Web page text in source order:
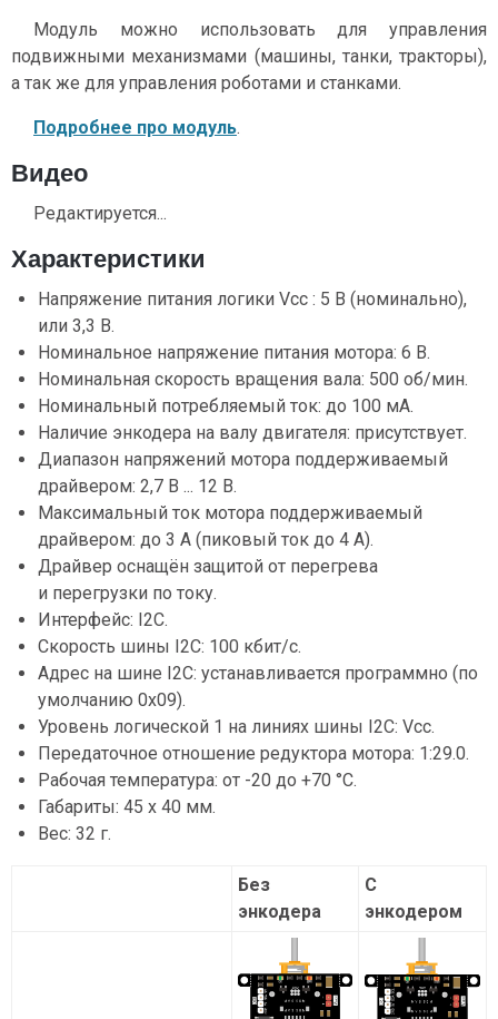
Модуль можно использовать для управления
подвижными механизмами (машины, танки, тракторы),
а так же для управления роботами и станками.
Подробнее про модуль.
Видео
Редактируется...
Характеристики
Напряжение питания логики Vcc : 5 В (номинально),
или 3,3 В.
Номинальное напряжение питания мотора: 6 В.
Номинальная скорость вращения вала: 500 об/мин.
Номинальный потребляемый ток: до 100 мА.
Наличие энкодера на валу двигателя: присутствует.
Диапазон напряжений мотора поддерживаемый
драйвером: 2,7 В ... 12 В.
Максимальный ток мотора поддерживаемый
драйвером: до 3 А (пиковый ток до 4 А).
Драйвер оснащён защитой от перегрева
и перегрузки по току.
Интерфейс: I2C.
Скорость шины I2C: 100 кбит/с.
Адрес на шине I2C: устанавливается программно (по
умолчанию 0x09).
Уровень логической 1 на линиях шины I2C: Vcc.
Передаточное отношение редуктора мотора: 1:29.0.
Рабочая температура: от -20 до +70 °С.
Габариты: 45 х 40 мм.
Вес: 32 г.
Без
энкодера
С
энкодером